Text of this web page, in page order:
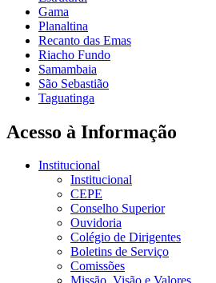
Gama
Planaltina
Recanto das Emas
Riacho Fundo
Samambaia
São Sebastião
Taguatinga
Acesso à Informação
Institucional
Institucional
CEPE
Conselho Superior
Ouvidoria
Colégio de Dirigentes
Boletins de Serviço
Comissões